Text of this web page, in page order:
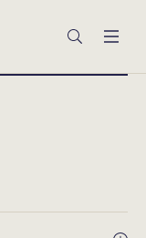
Keresés